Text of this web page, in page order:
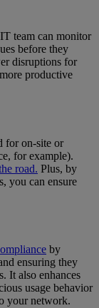
team can monitor
before they
disruptions for
productive
for on-site or
for example).
road. Plus, by
you can ensure
by
ensuring they
It also enhances
usage behavior
your network.